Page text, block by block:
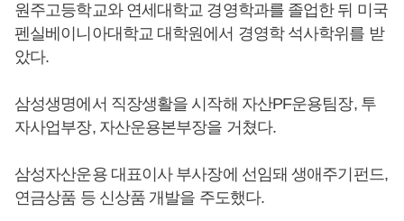
원주고등학교와 연세대학교 경영학과를 졸업한 뒤 미국
펜실베이니아대학교 대학원에서 경영학 석사학위를 받
았다.
삼성생명에서 직장생활을 시작해 자산PF운용팀장, 투
자사업부장, 자산운용본부장을 거쳤다.
삼성자산운용 대표이사 부사장에 선임돼 생애주기펀드,
연금상품 등 신상품 개발을 주도했다.